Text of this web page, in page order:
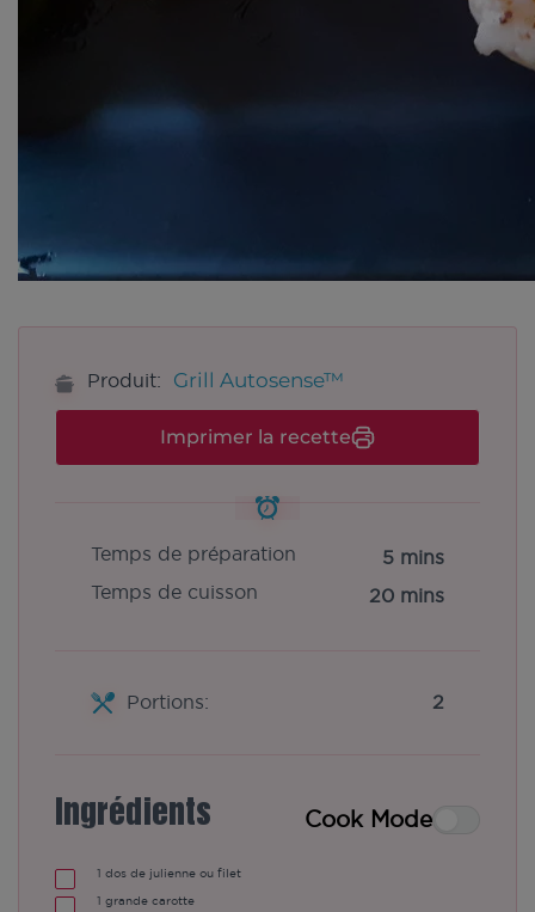
Produit: Grill Autosense™
Imprimer la recette
Temps de préparation
5 mins
Temps de cuisson
20 mins
Portions: 2
Ingrédients Cook Mode
1 dos de julienne ou filet
1 grande carotte